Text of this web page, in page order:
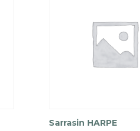
Sarrasin HARPE